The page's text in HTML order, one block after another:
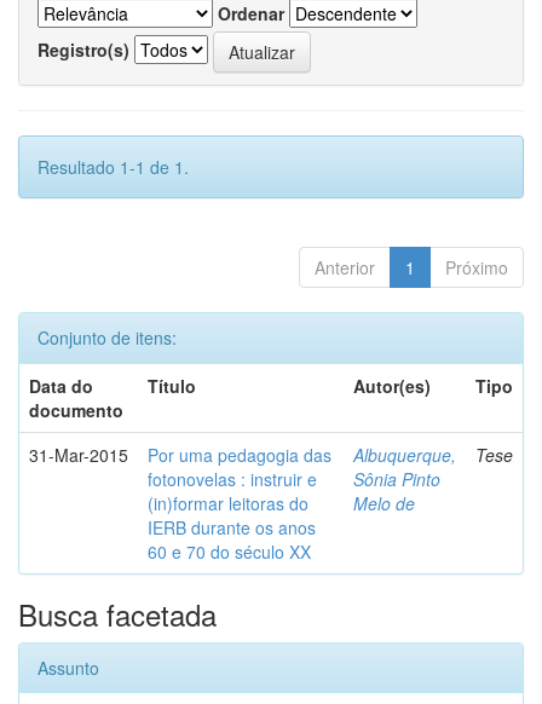
Ordenar
Registro(s)
Resultado 1-1 de 1.
Anterior 1 Próximo
Conjunto de itens:
Data do
documento
Título Autor(es) Tipo
31-Mar-2015
Por uma pedagogia das
fotonovelas : instruir e
(in)formar leitoras do
IERB durante os anos
60 e 70 do século XX
Albuquerque,
Sônia Pinto
Melo de
Tese
Busca facetada
Assunto